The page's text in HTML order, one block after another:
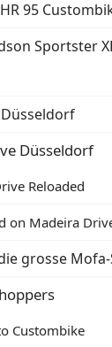
95
Sportster
Düsseldorf
Reloaded
on Madeira
grosse
Custombike